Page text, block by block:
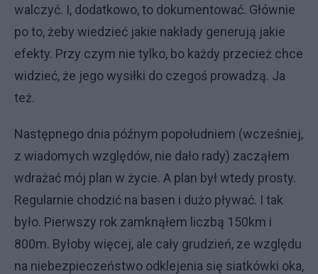
walczyć. I, dodatkowo, to dokumentować. Głównie
po to, żeby wiedzieć jakie nakłady generują jakie
efekty. Przy czym nie tylko, bo każdy przecież chce
widzieć, że jego wysiłki do czegoś prowadzą. Ja
też.
Następnego dnia późnym popołudniem (wcześniej,
z wiadomych względów, nie dało rady) zacząłem
wdrażać mój plan w życie. A plan był wtedy prosty.
Regularnie chodzić na basen i dużo pływać. I tak
było. Pierwszy rok zamknąłem liczbą 150km i
800m. Byłoby więcej, ale cały grudzień, ze względu
na niebezpieczeństwo odklejenia się siatkówki oka,